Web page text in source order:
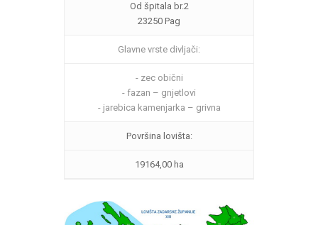
Od špitala br.2
23250 Pag
Glavne vrste divljači:
- zec obični
- fazan – gnjetlovi
- jarebica kamenjarka – grivna
Površina lovišta:
19164,00 ha